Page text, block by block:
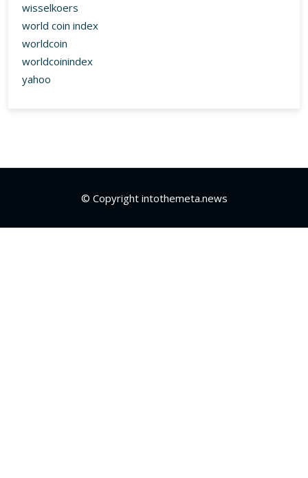
wisselkoers
world coin index
worldcoin
worldcoinindex
yahoo
© Copyright intothemeta.news